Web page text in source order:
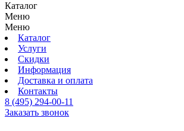
Каталог
Меню
Меню
Каталог
Услуги
Скидки
Информация
Доставка и оплата
Контакты
8 (495) 294-00-11
Заказать звонок